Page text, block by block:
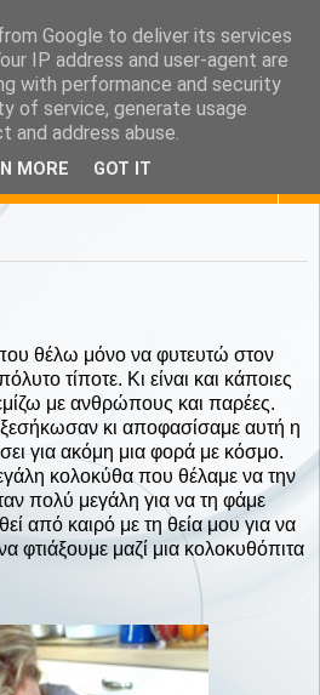
you...tea
θέλω μόνο να φυτευτώ στον
τίποτε. Κι είναι και κάποιες
με ανθρώπους και παρέες.
κι αποφασίσαμε αυτή η
για ακόμη μια φορά με κόσμο.
κολοκύθα που θέλαμε να την
πολύ μεγάλη για να τη φάμε
από καιρό με τη θεία μου για να
φτιάξουμε μαζί μια κολοκυθόπιτα
Google to deliver its services
IP address and user-agent are
with performance and security
of service, generate usage
address abuse.
MORE GOT IT